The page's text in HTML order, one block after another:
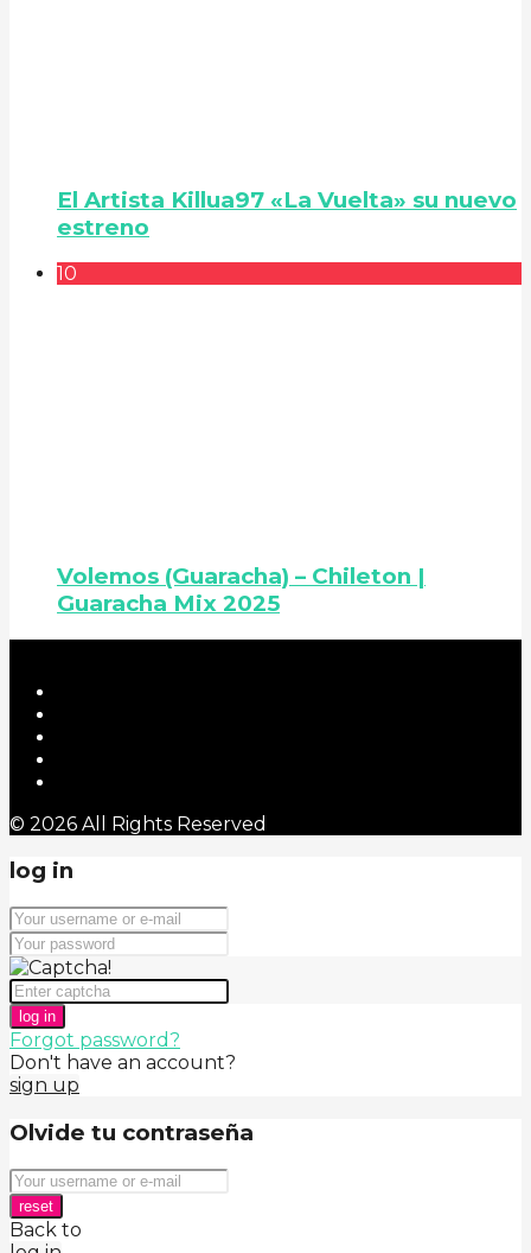
El Artista Killua97 «La Vuelta» su nuevo
estreno
10
Volemos (Guaracha) – Chileton |
Guaracha Mix 2025
© 2026 All Rights Reserved
log in
log in
Forgot password?
Don't have an account?
sign up
Olvide tu contraseña
reset
Back to